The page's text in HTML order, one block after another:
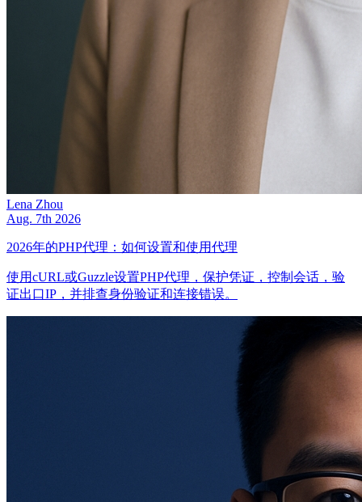
Lena Zhou
Aug. 7th 2026
2026年的PHP代理：如何设置和使用代理
使用cURL或Guzzle设置PHP代理，保护凭证，控制会话，验
证出口IP，并排查身份验证和连接错误。